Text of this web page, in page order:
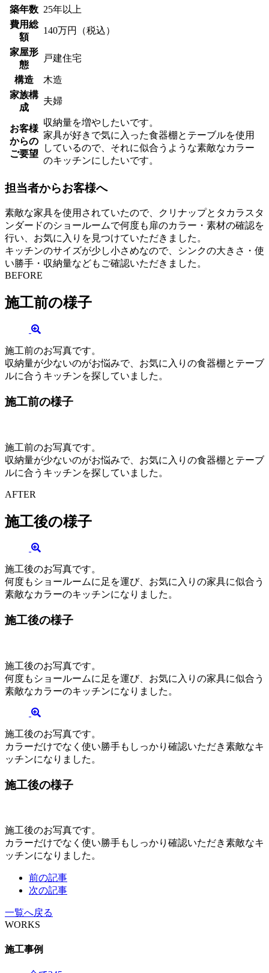
築年数 25年以上
費用総
額
140万円（税込）
家屋形
態
戸建住宅
構造
木造
家族構
成
夫婦
お客様
からの
ご要望
収納量を増やしたいです。
家具が好きで気に入った食器棚とテーブルを使用
しているので、それに似合うような素敵なカラー
のキッチンにしたいです。
担当者からお客様へ
素敵な家具を使用されていたので、クリナップとタカラスタ
ンダードのショールームで何度も扉のカラー・素材の確認を
行い、お気に入りを見つけていただきました。
キッチンのサイズが少し小さめなので、シンクの大きさ・使
い勝手・収納量などもご確認いただきました。
BEFORE
施工前の様子
施工前のお写真です。
収納量が少ないのがお悩みで、お気に入りの食器棚とテーブ
ルに合うキッチンを探していました。
施工前の様子
施工前のお写真です。
収納量が少ないのがお悩みで、お気に入りの食器棚とテーブ
ルに合うキッチンを探していました。
AFTER
施工後の様子
施工後のお写真です。
何度もショールームに足を運び、お気に入りの家具に似合う
素敵なカラーのキッチンになりました。
施工後の様子
施工後のお写真です。
何度もショールームに足を運び、お気に入りの家具に似合う
素敵なカラーのキッチンになりました。
施工後のお写真です。
カラーだけでなく使い勝手もしっかり確認いただき素敵なキ
ッチンになりました。
施工後の様子
施工後のお写真です。
カラーだけでなく使い勝手もしっかり確認いただき素敵なキ
ッチンになりました。
前の記事
次の記事
一覧へ戻る
WORKS
施工事例